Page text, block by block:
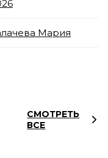
Мария
СМОТРЕТЬ
ВСЕ